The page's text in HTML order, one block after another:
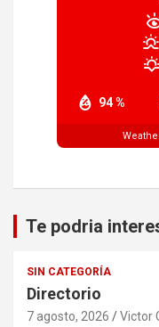
94 %
Te podria
SIN CATEGORÍA
Directorio
7 agosto, 2026 Victor